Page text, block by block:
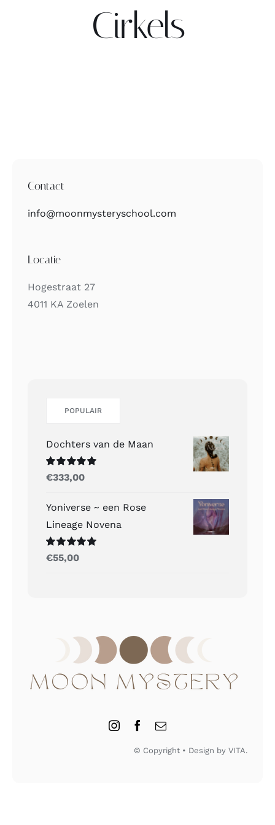
Contact
Cirkels
Contact
info@moonmysteryschool.com
Locatie
Hogestraat 27
4011 KA Zoelen
POPULAIR
Dochters van de Maan
Gewaardeerd
uit 5
€333,00
Yoniverse ~ een Rose
Lineage Novena
Gewaardeerd
uit 5
€55,00
© Copyright • Design by VITA.